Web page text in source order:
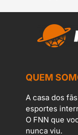
QUEM
A casa dos
esportes
O FNN que
nunca viu.